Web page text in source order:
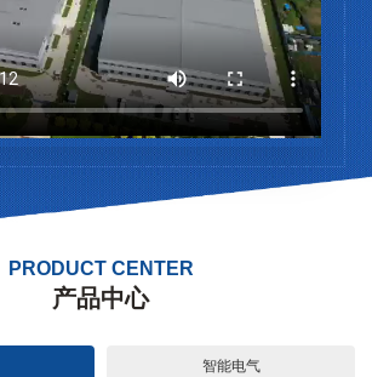
PRODUCT CENTER
产品中心
智能电气